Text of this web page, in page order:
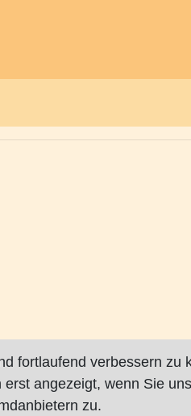
fortlaufend verbessern
angezeigt, wenn Sie
zu.